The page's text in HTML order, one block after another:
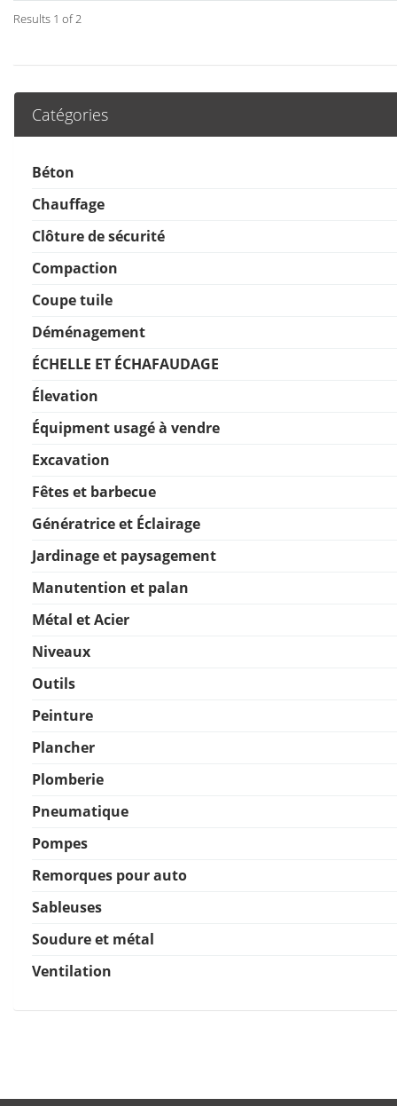
Results 1 of 2
Catégories
Béton
Chauffage
Clôture de sécurité
Compaction
Coupe tuile
Déménagement
ÉCHELLE ET ÉCHAFAUDAGE
Élevation
Équipment usagé à vendre
Excavation
Fêtes et barbecue
Génératrice et Éclairage
Jardinage et paysagement
Manutention et palan
Métal et Acier
Niveaux
Outils
Peinture
Plancher
Plomberie
Pneumatique
Pompes
Remorques pour auto
Sableuses
Soudure et métal
Ventilation